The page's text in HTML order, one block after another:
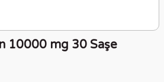
10000 mg 30 Saşe